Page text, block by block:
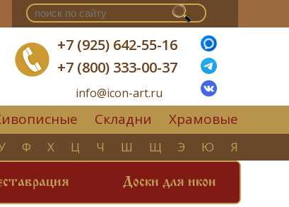
+7 (925) 642-55-16
+7 (800) 333-00-37
info@icon-art.ru
Складни Храмовые
Ф Х Ц Ч Ш Щ Э Ю Я
Доски для икон